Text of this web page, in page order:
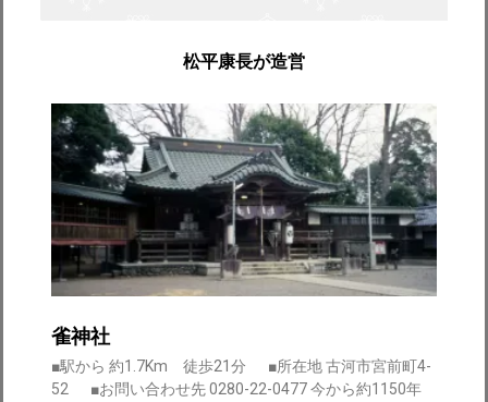
松平康長が造営
雀神社
■駅から 約1.7Km 徒歩21分 ■所在地 古河市宮前町4-
52 ■お問い合わせ先 0280-22-0477 今から約1150年